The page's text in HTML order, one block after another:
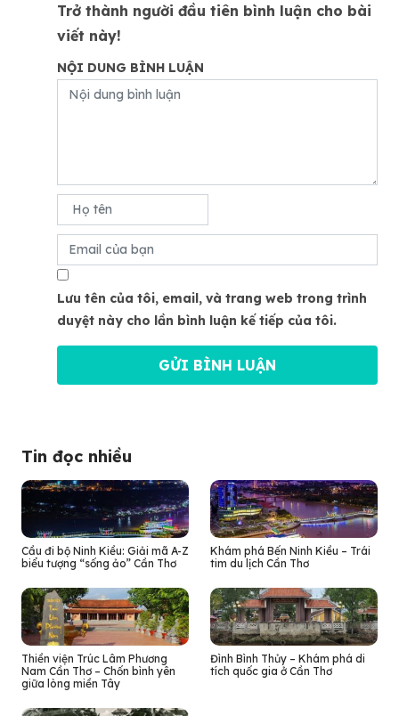
Trở thành người đầu tiên bình luận cho bài
viết này!
NỘI DUNG BÌNH LUẬN
Lưu tên của tôi, email, và trang web trong trình
duyệt này cho lần bình luận kế tiếp của tôi.
Tin đọc nhiều
Cầu đi bộ Ninh Kiều: Giải mã A-Z
biểu tượng “sống ảo” Cần Thơ
Khám phá Bến Ninh Kiều – Trái
tim du lịch Cần Thơ
Thiền viện Trúc Lâm Phương
Nam Cần Thơ – Chốn bình yên
giữa lòng miền Tây
Đình Bình Thủy – Khám phá di
tích quốc gia ở Cần Thơ